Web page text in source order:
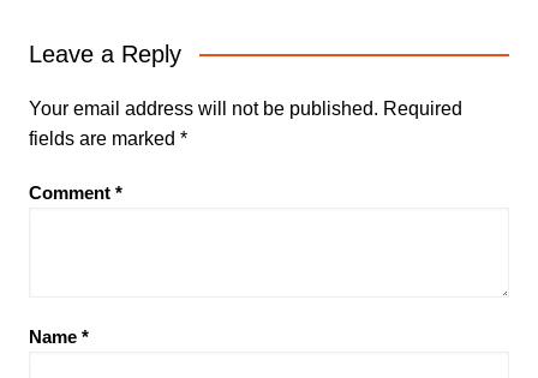
Leave a Reply
Your email address will not be published. Required
fields are marked *
Comment *
Name *